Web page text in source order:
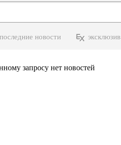
последние новости эксклюзив
запросу нет новостей